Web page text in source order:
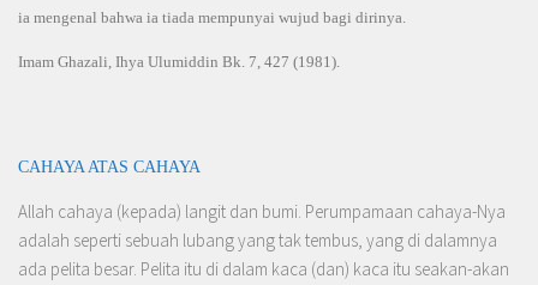
ia mengenal bahwa ia tiada mempunyai wujud bagi dirinya.
Imam Ghazali, Ihya Ulumiddin Bk. 7, 427 (1981).
CAHAYA ATAS CAHAYA
Allah cahaya (kepada) langit dan bumi. Perumpamaan cahaya-Nya
adalah seperti sebuah lubang yang tak tembus, yang di dalamnya
ada pelita besar. Pelita itu di dalam kaca (dan) kaca itu seakan-akan